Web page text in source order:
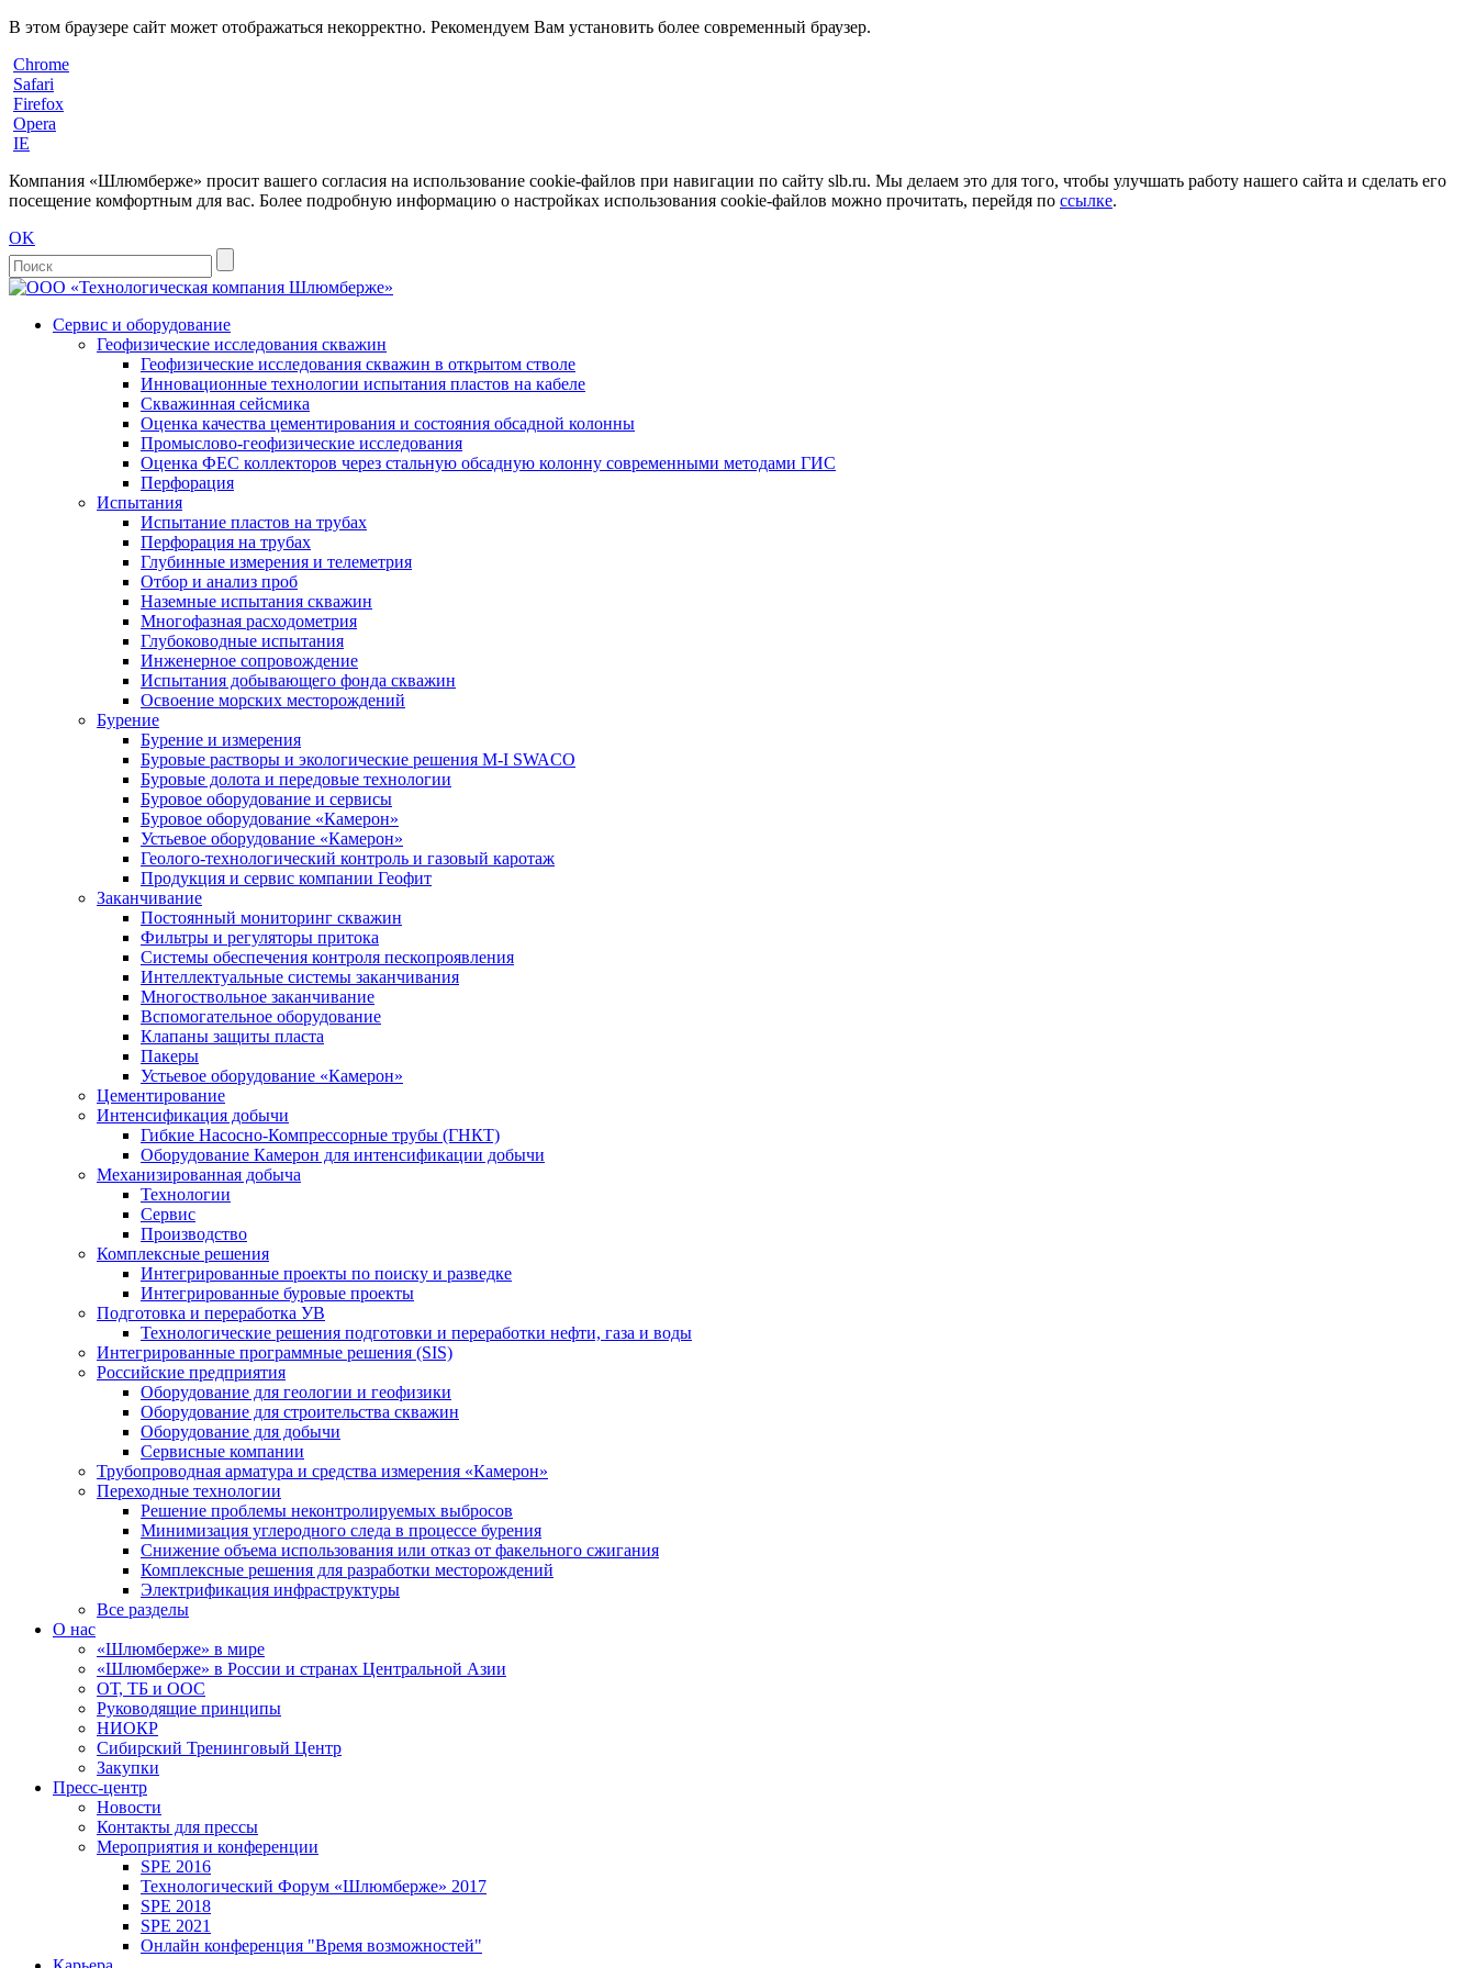
В этом браузере сайт может отображаться некорректно. Рекомендуем Вам установить более современный браузер.
Chrome
Safari
Firefox
Opera
IE
Компания «Шлюмберже» просит вашего согласия на использование cookie-файлов при навигации по сайту slb.ru. Мы делаем это для того, чтобы улучшать работу нашего сайта и сделать его
посещение комфортным для вас. Более подробную информацию о настройках использования cookie-файлов можно прочитать, перейдя по ссылке.
OK
Сервис и оборудование
Геофизические исследования скважин
Геофизические исследования скважин в открытом стволе
Инновационные технологии испытания пластов на кабеле
Скважинная сейсмика
Оценка качества цементирования и состояния обсадной колонны
Промыслово-геофизические исследования
Оценка ФЕС коллекторов через стальную обсадную колонну современными методами ГИС
Перфорация
Испытания
Испытание пластов на трубах
Перфорация на трубах
Глубинные измерения и телеметрия
Отбор и анализ проб
Наземные испытания скважин
Многофазная расходометрия
Глубоководные испытания
Инженерное сопровождение
Испытания добывающего фонда скважин
Освоение морских месторождений
Бурение
Бурение и измерения
Буровые растворы и экологические решения M-I SWACO
Буровые долота и передовые технологии
Буровое оборудование и сервисы
Буровое оборудование «Камерон»
Устьевое оборудование «Камерон»
Геолого-технологический контроль и газовый каротаж
Продукция и сервис компании Геофит
Заканчивание
Постоянный мониторинг скважин
Фильтры и регуляторы притока
Cистемы обеспечения контроля пескопроявления
Интеллектуальные системы заканчивания
Многоствольное заканчивание
Вспомогательное оборудование
Клапаны защиты пласта
Пакеры
Устьевое оборудование «Камерон»
Цементирование
Интенсификация добычи
Гибкие Насосно-Компрессорные трубы (ГНКТ)
Оборудование Камерон для интенсификации добычи
Механизированная добыча
Технологии
Сервис
Производство
Комплексные решения
Интегрированные проекты по поиску и разведке
Интегрированные буровые проекты
Подготовка и переработка УВ
Технологические решения подготовки и переработки нефти, газа и воды
Интегрированные программные решения (SIS)
Российские предприятия
Оборудование для геологии и геофизики
Оборудование для строительства скважин
Оборудование для добычи
Сервисные компании
Трубопроводная арматура и средства измерения «Камерон»
Переходные технологии
Решение проблемы неконтролируемых выбросов
Минимизация углеродного следа в процессе бурения
Снижение объема использования или отказ от факельного сжигания
Комплексные решения для разработки месторождений
Электрификация инфраструктуры
Все разделы
О нас
«Шлюмберже» в мире
«Шлюмберже» в России и странах Центральной Азии
ОТ, ТБ и ООС
Руководящие принципы
НИОКР
Сибирский Тренинговый Центр
Закупки
Пресс-центр
Новости
Контакты для прессы
Мероприятия и конференции
SPE 2016
Технологический Форум «Шлюмберже» 2017
SPE 2018
SPE 2021
Онлайн конференция "Время возможностей"